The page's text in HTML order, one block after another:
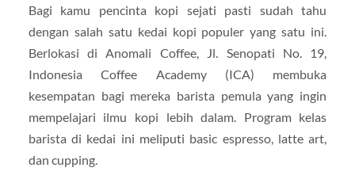
Bagi kamu pencinta kopi sejati pasti sudah tahu
dengan salah satu kedai kopi populer yang satu ini.
Berlokasi di Anomali Coffee, Jl. Senopati No. 19,
Indonesia Coffee Academy (ICA) membuka
kesempatan bagi mereka barista pemula yang ingin
mempelajari ilmu kopi lebih dalam. Program kelas
barista di kedai ini meliputi basic espresso, latte art,
dan cupping.